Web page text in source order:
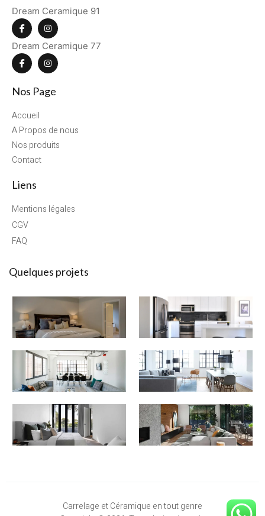
Dream Ceramique 91
Dream Ceramique 77
Nos Page
Accueil
A Propos de nous
Nos produits
Contact
Liens
Mentions légales
CGV
FAQ
Quelques projets
Carrelage et Céramique en tout genre